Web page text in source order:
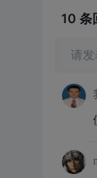
10 条
请